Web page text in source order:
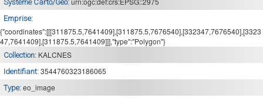
Système Carto/Géo:
Emprise:
{"coordinates":[[[311875.5,7641409],[311875.5,7676540],[332347,7676540],[3323
47,7641409],[311875.5,7641409]]],"type":"Polygon"}
Collection: KALCNES
Identifiant: 3544760323186065
Type: eo_image